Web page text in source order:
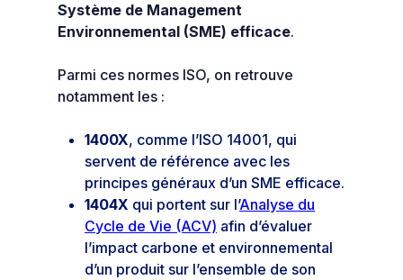
Système de Management
Environnemental (SME) efficace.
Parmi ces normes ISO, on retrouve
notamment les :
1400X, comme l’ISO 14001, qui
servent de référence avec les
principes généraux d’un SME efficace.
1404X qui portent sur l’Analyse du
Cycle de Vie (ACV) afin d’évaluer
l’impact carbone et environnemental
d’un produit sur l’ensemble de son